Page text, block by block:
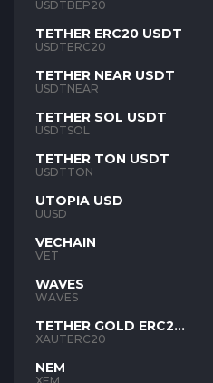
USDTBEP20
TETHER ERC20 USDT
USDTERC20
TETHER NEAR USDT
USDTNEAR
TETHER SOL USDT
USDTSOL
TETHER TON USDT
USDTTON
UTOPIA USD
UUSD
VECHAIN
VET
WAVES
WAVES
TETHER GOLD ERC20
XAUT
XAUTERC20
NEM